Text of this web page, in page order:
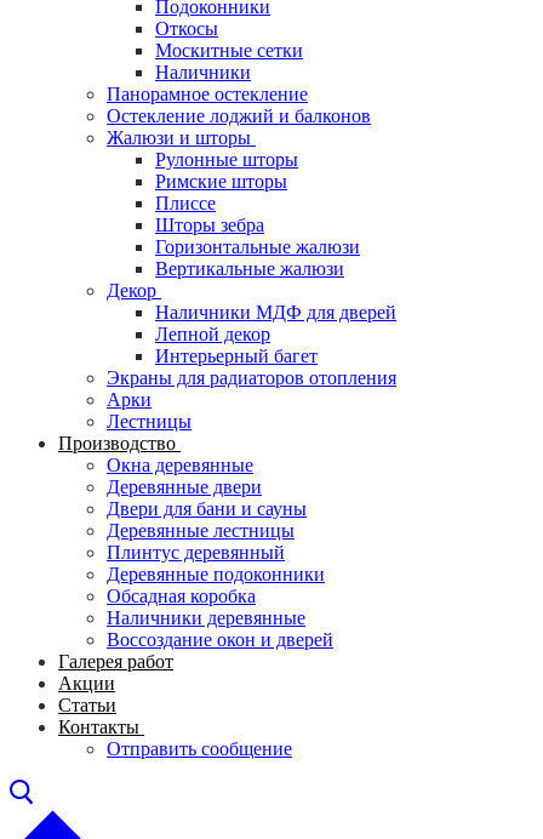
Подоконники
Откосы
Москитные сетки
Наличники
Панорамное остекление
Остекление лоджий и балконов
Жалюзи и шторы
Рулонные шторы
Римские шторы
Плиссе
Шторы зебра
Горизонтальные жалюзи
Вертикальные жалюзи
Декор
Наличники МДФ для дверей
Лепной декор
Интерьерный багет
Экраны для радиаторов отопления
Арки
Лестницы
Производство
Окна деревянные
Деревянные двери
Двери для бани и сауны
Деревянные лестницы
Плинтус деревянный
Деревянные подоконники
Обсадная коробка
Наличники деревянные
Воссоздание окон и дверей
Галерея работ
Акции
Статьи
Контакты
Отправить сообщение